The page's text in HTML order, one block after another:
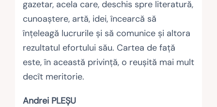
gazetar, acela care, deschis spre literatură,
cunoaștere, artă, idei, încearcă să
înțeleagă lucrurile și să comunice și altora
rezultatul efortului său. Cartea de față
este, în această privință, o reușită mai mult
decît meritorie.
Andrei PLEȘU